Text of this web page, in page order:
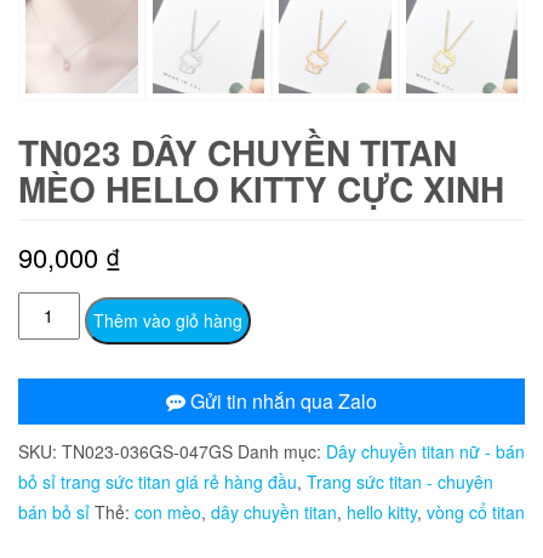
TN023 DÂY CHUYỀN TITAN
MÈO HELLO KITTY CỰC XINH
90,000 ₫
TN023
Dây
mèo
hello
kitty
cực
Thêm vào giỏ hàng
Gửi tin nhắn qua Zalo
SKU: TN023-036GS-047GS Danh mục: Dây chuyền titan nữ - bán
bỏ sỉ trang sức titan giá rẻ hàng đầu, Trang sức titan - chuyên
bán bỏ sỉ Thẻ: con mèo, dây chuyền titan, hello kitty, vòng cổ titan